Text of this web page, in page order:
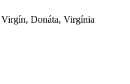
Donáta, Virgínia